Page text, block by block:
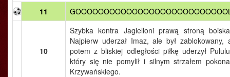
11
10
Szybka kontra Jagielloni prawą stroną
Najpierw uderzał Imaz, ale był zablokowany,
potem z bliskiej odległości piłkę uderzył
który się nie pomylił i silnym strzałem
Krzywańskiego.